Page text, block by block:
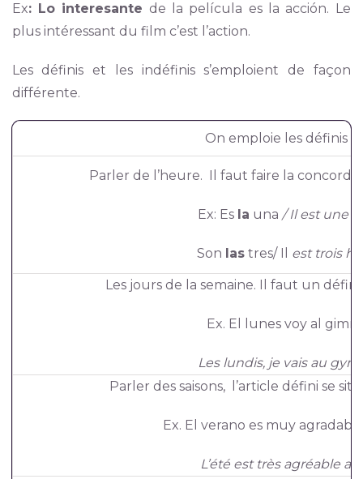
Ex: Lo interesante de la película es la acción. Le
plus intéressant du film c’est l’action.
Les définis et les indéfinis s’emploient de façon
différente.
On emploie les définis
Parler de l’heure. Il faut faire la
Ex: Es la una / Il est une
Son las tres/ Il est trois
Les jours de la semaine. Il faut un
Ex. El lunes voy al
Les lundis, je vais au
Parler des saisons, l’article défini se
Ex. El verano es muy
L’été est très agréable